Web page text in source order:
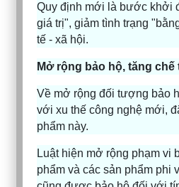
Quy định mới là bước khởi
giá trị", giảm tình trạng
tế - xã hội.
Mở rộng bảo hộ, tăng
Về mở rộng đối tượng bảo
với xu thế công nghệ mới,
phẩm này.
Luật hiện mở rộng phạm vi
phẩm và các sản phẩm phi